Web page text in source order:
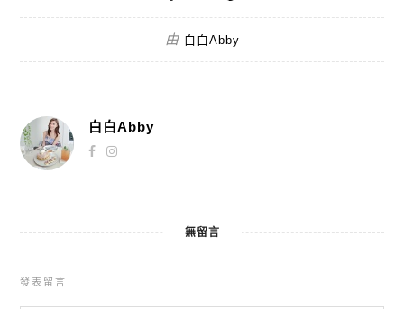
由 白白Abby
白白Abby
無留言
發表留言